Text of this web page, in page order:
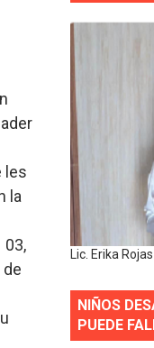
gestión
les
la
03,
Lic. Erika Rojas
NIÑOS
PUEDE